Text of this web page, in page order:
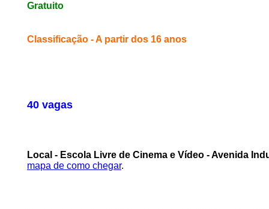
Gratuito
Classificação - A partir dos 16 anos
40 vagas
Local - Escola Livre de Cinema e Vídeo - Avenida
mapa de como chegar.